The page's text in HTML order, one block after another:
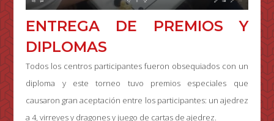
ENTREGA DE PREMIOS Y
DIPLOMAS
Todos los centros participantes fueron obsequiados con un
diploma y este torneo tuvo premios especiales que
causaron gran aceptación entre los participantes: un ajedrez
a 4, virreyes y dragones y juego de cartas de ajedrez.